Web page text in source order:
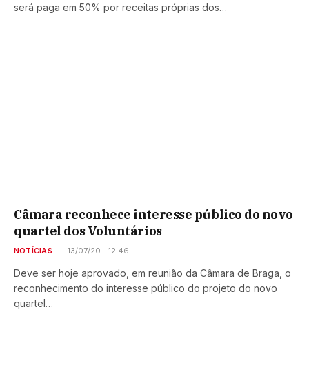
será paga em 50% por receitas próprias dos…
Câmara reconhece interesse público do novo
quartel dos Voluntários
NOTÍCIAS 13/07/20 - 12:46
Deve ser hoje aprovado, em reunião da Câmara de Braga, o
reconhecimento do interesse público do projeto do novo
quartel…